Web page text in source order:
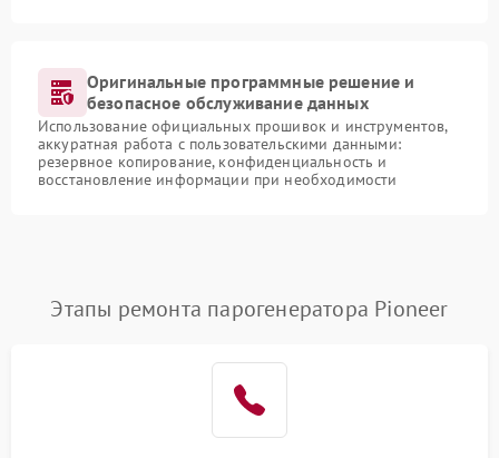
Оригинальные программные решение и
безопасное обслуживание данных
Использование официальных прошивок и инструментов,
аккуратная работа с пользовательскими данными:
резервное копирование, конфиденциальность и
восстановление информации при необходимости
Этапы ремонта парогенератора Pioneer